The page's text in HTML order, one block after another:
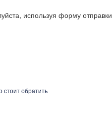
используя форму отправки
стоит обратить